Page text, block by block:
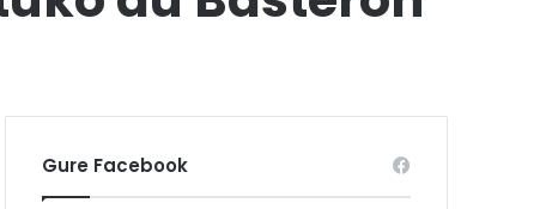
Gure Facebook